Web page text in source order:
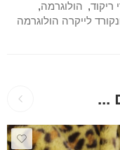
ריקוד, הולוגרמה,
לייקרה הולוגרמה
...